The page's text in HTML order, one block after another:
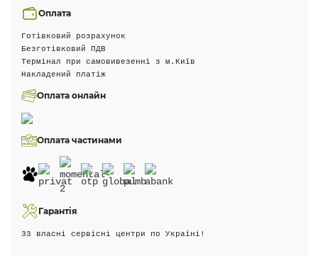
Оплата
Готівковий розрахунок
Безготівковий ПДВ
Термінал при самовивезенні з м.Київ
Накладений платіж
Оплата онлайн
Оплата частинами
Гарантія
33 власні сервісні центри по Україні!